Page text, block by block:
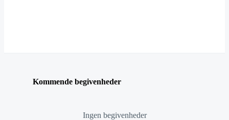
Kommende begivenheder
Ingen begivenheder